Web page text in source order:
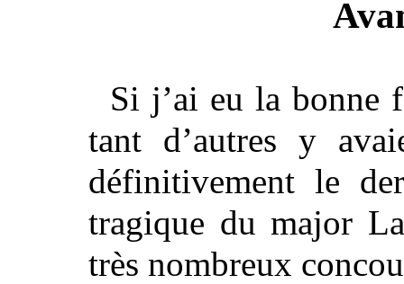
Si j’ai eu la bonne
tant d’autres y
définitivement le
tragique du major
très nombreux